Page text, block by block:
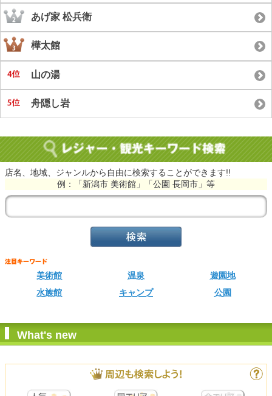
あげ家 松兵衛
樺太館
山の湯
舟隠し岩
店名、地域、ジャンルから自由に検索することができます!!
例：「新潟市 美術館」「公園 長岡市」等
美術館 温泉
遊園地
水族館
キャンプ 公園
What's new